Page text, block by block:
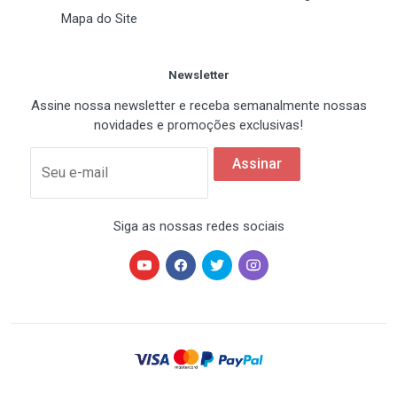
Mapa do Site
Newsletter
Assine nossa newsletter e receba semanalmente nossas
novidades e promoções exclusivas!
Seu e-mail
Assinar
Siga as nossas redes sociais